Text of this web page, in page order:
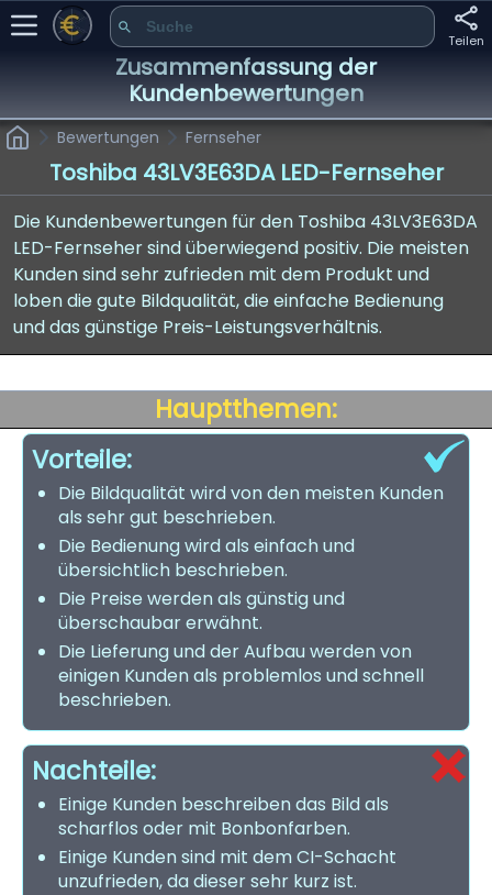
Teilen
Zusammenfassung der
Kundenbewertungen
Bewertungen Fernseher
Toshiba 43LV3E63DA LED-Fernseher
Die Kundenbewertungen für den Toshiba 43LV3E63DA
LED-Fernseher sind überwiegend positiv. Die meisten
Kunden sind sehr zufrieden mit dem Produkt und
loben die gute Bildqualität, die einfache Bedienung
und das günstige Preis-Leistungsverhältnis.
Hauptthemen:
Vorteile:
Die Bildqualität wird von den meisten Kunden
als sehr gut beschrieben.
Die Bedienung wird als einfach und
übersichtlich beschrieben.
Die Preise werden als günstig und
überschaubar erwähnt.
Die Lieferung und der Aufbau werden von
einigen Kunden als problemlos und schnell
beschrieben.
Nachteile:
Einige Kunden beschreiben das Bild als
scharflos oder mit Bonbonfarben.
Einige Kunden sind mit dem CI-Schacht
unzufrieden, da dieser sehr kurz ist.